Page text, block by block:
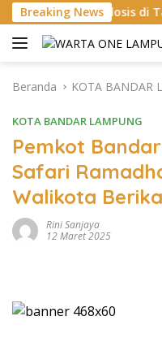
Langsung
ke
konten
Breaking News
di Tanggamus
Beranda KOTA BANDAR
KOTA BANDAR LAMPUNG
Pemkot
Safari
Walikota
Rini Sanjaya
12 Maret 2025